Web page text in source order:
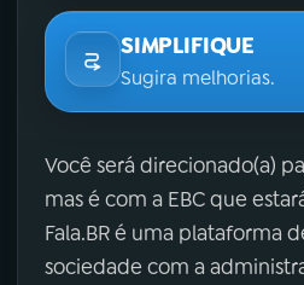
SIMPLIFIQUE
Sugira melhorias.
Você será direcionado(a)
mas é com a EBC que
Fala.BR é uma plataforma
sociedade com a